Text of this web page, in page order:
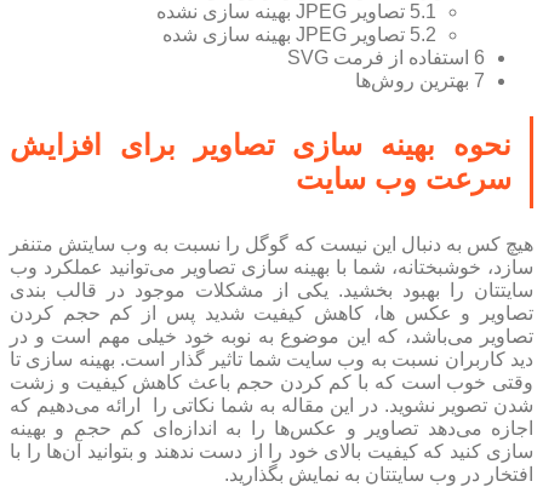
5.1 تصاویر JPEG بهینه سازی نشده
5.2 تصاویر JPEG بهینه سازی شده
6 استفاده از فرمت SVG
7 بهترین روش‌ها
نحوه بهینه سازی تصاویر برای افزایش
سرعت وب سایت
هیچ کس به دنبال این نیست که گوگل را نسبت به وب سایتش متنفر
سازد، خوشبختانه، شما با بهینه سازی تصاویر می‌توانید عملکرد وب
سایتتان را بهبود بخشید. یکی از مشکلات موجود در قالب بندی
تصاویر و عکس ها، کاهش کیفیت شدید پس از کم حجم کردن
تصاویر می‌باشد، که این موضوع به نوبه خود خیلی مهم است و در
دید کاربران نسبت به وب سایت شما تاثیر گذار است. بهینه سازی تا
وقتی خوب است که با کم کردن حجم باعث کاهش کیفیت و زشت
شدن تصویر نشوید. در این مقاله به شما نکاتی را ارائه می‌دهیم که
اجازه می‌دهد تصاویر و عکس‌ها را به اندازه‌ای کم حجم و بهینه
سازی کنید که کیفیت بالای خود را از دست ندهند و بتوانید آن‌ها را با
افتخار در وب سایتتان به نمایش بگذارید.